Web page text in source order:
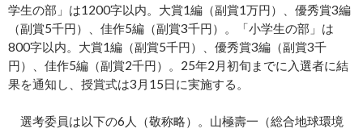
学生の部」は1200字以内。大賞1編（副賞1万円）、優秀賞3編
（副賞5千円）、佳作5編（副賞3千円）。「小学生の部」は
800字以内。大賞1編（副賞5千円）、優秀賞3編（副賞3千
円）、佳作5編（副賞2千円）。25年2月初旬までに入選者に結
果を通知し、授賞式は3月15日に実施する。
選考委員は以下の6人（敬称略）。山極壽一（総合地球環境